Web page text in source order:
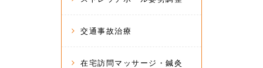
交通事故治療
在宅訪問マッサージ・鍼灸